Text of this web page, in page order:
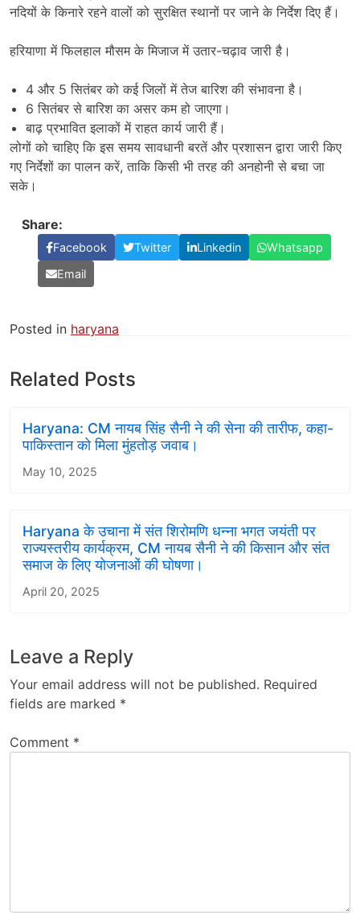
नदियों के किनारे रहने वालों को सुरक्षित स्थानों पर जाने के निर्देश दिए हैं।
हरियाणा में फिलहाल मौसम के मिजाज में उतार-चढ़ाव जारी है।
4 और 5 सितंबर को कई जिलों में तेज बारिश की संभावना है।
6 सितंबर से बारिश का असर कम हो जाएगा।
बाढ़ प्रभावित इलाकों में राहत कार्य जारी हैं।
लोगों को चाहिए कि इस समय सावधानी बरतें और प्रशासन द्वारा जारी किए
गए निर्देशों का पालन करें, ताकि किसी भी तरह की अनहोनी से बचा जा
सके।
Share:
Facebook Twitter Linkedin
Whatsapp
Email
Posted in haryana
Related Posts
Haryana: CM नायब सिंह सैनी ने की सेना की तारीफ, कहा-
पाकिस्तान को मिला मुंहतोड़ जवाब।
May 10, 2025
Haryana के उचाना में संत शिरोमणि धन्ना भगत जयंती पर
राज्यस्तरीय कार्यक्रम, CM नायब सैनी ने की किसान और संत
समाज के लिए योजनाओं की घोषणा।
April 20, 2025
Leave a Reply
Your email address will not be published. Required
fields are marked *
Comment *